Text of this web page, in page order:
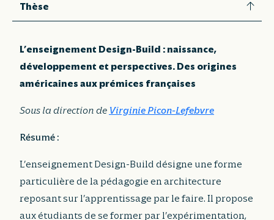
Thèse
L’enseignement Design-Build : naissance,
développement et perspectives. Des origines
américaines aux prémices françaises
Sous la direction de Virginie Picon-Lefebvre
Résumé :
L’enseignement Design-Build désigne une forme
particulière de la pédagogie en architecture
reposant sur l’apprentissage par le faire. Il propose
aux étudiants de se former par l’expérimentation,